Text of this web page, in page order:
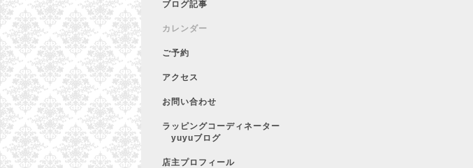
ブログ記事
カレンダー
ご予約
アクセス
お問い合わせ
ラッピングコーディネーター
yuyuブログ
店主プロフィール